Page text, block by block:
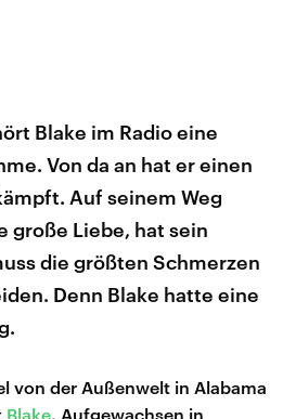
Blake im Radio eine
Von da an hat er einen
Auf seinem Weg
große Liebe, hat sein
die größten Schmerzen
Denn Blake hatte eine
von der Außenwelt in Alabama
Blake. Aufgewachsen in